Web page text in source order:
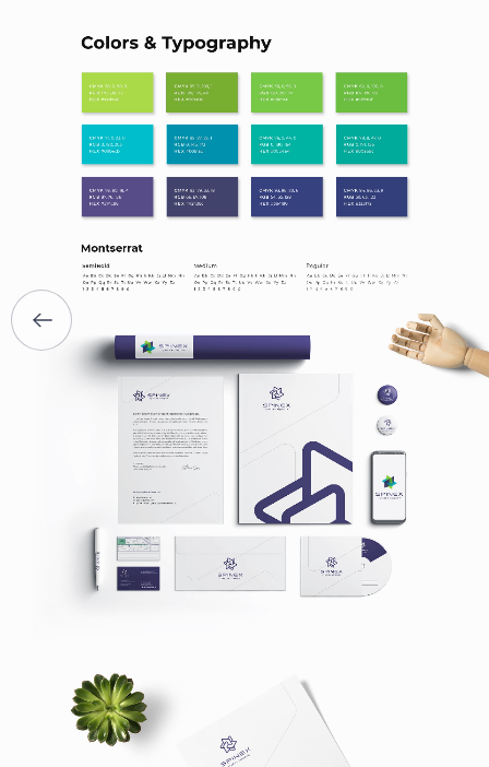
ГЛАВНАЯ
О НАС
УСЛУГИ
ПОРТФОЛИО
БРИФЫ
КАРЬЕРА
БЛОГ
КОНТАКТЫ